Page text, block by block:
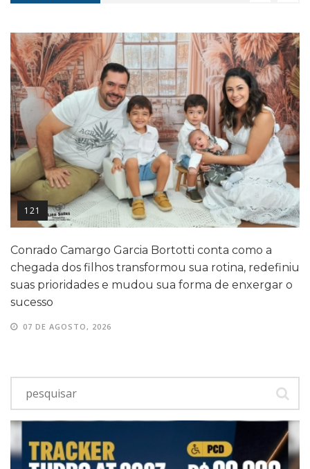
121
Conrado Camargo Garcia Bortotti conta como a
chegada dos filhos transformou sua rotina, redefiniu
suas prioridades e mudou sua forma de enxergar o
sucesso
07 DE AGOSTO, 2026